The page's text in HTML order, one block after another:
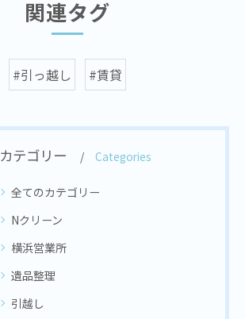
関連タグ
#引っ越し #賃貸
カテゴリー Categories
全てのカテゴリー
Nクリーン
横浜営業所
遺品整理
引越し